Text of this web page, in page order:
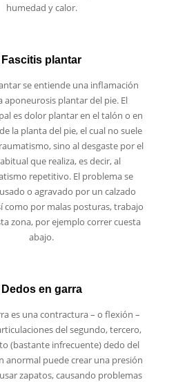
humedad y calor.
Fascitis plantar
se entiende una inflamación
aponeurosis plantar del pie. El
es dolor plantar en el talón o en
la planta del pie, el cual no suele
sino al desgaste por el
que realiza, es decir, al
repetitivo. El problema se
o agravado por un calzado
como por malas posturas, trabajo
zona, por ejemplo correr cuesta
abajo.
Dedos en garra
es una contractura – o flexión –
del segundo, tercero,
(bastante infrecuente) dedo del
anormal puede crear una presión
zapatos, causando problemas